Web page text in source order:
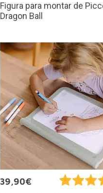
Figura para montar de
Dragon Ball
39,90€